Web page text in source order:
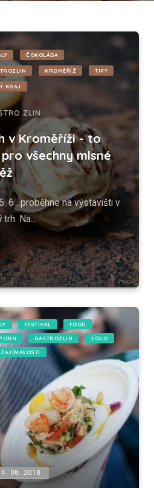
ČOKOLÁDA
KROMĚŘÍŽ TIPY
KRAJ
ZLIN
v Kroměříži - to
všechny mlsné
6 . proběhne na výstavišti v
Na...
FESTIVAL FOOD
GASTROZLIN JÍDLO
ZAJÍMAVOSTI
08. 2018